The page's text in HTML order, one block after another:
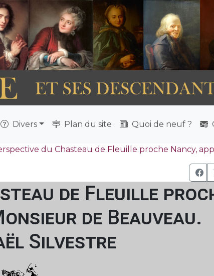
Divers Plan du site Quoi de neuf ?
du Chasteau de Fleuille proche Nancy,
de Fleuille
de Beauveau.
Silvestre